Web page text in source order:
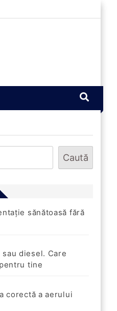
Caută
sănătoasă fără
diesel. Care
tine
corectă a aerului